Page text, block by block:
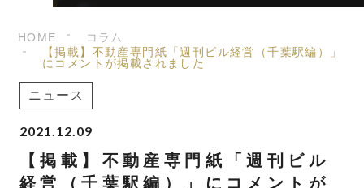
HOME
コラム
【掲載】不動産専門紙「週刊ビル経営（千葉駅編）」
にコメントが掲載されました
ニュース
2021.12.09
【掲載】不動産専門紙「週刊ビル
経営（千葉駅編）」にコメントが